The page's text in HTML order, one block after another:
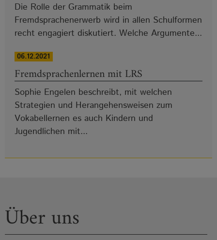
Die Rolle der Grammatik beim
Fremdsprachenerwerb wird in allen Schulformen
recht engagiert diskutiert. Welche Argumente...
06.12.2021
Fremdsprachenlernen mit LRS
Sophie Engelen beschreibt, mit welchen
Strategien und Herangehensweisen zum
Vokabellernen es auch Kindern und
Jugendlichen mit...
Über uns